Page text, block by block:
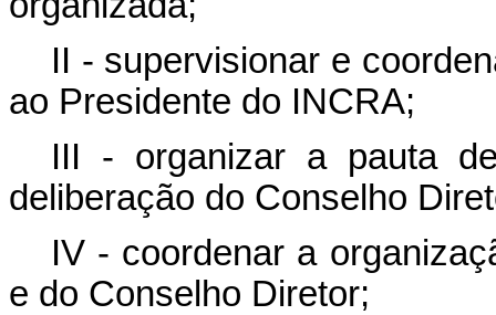
II - supervisionar e
ao Presidente do INCRA;
III - organizar a pauta
deliberação do Conselho
IV - coordenar a
e do Conselho Diretor;